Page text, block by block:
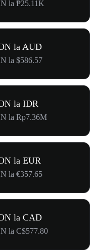
la ₱25.11K
la AUD
la $586.57
la IDR
la Rp7.36M
la EUR
la €357.65
la CAD
la C$577.80